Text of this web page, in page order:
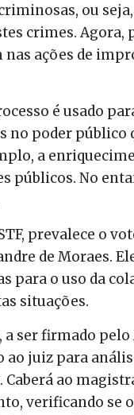
ou
crimes. Agora,
nas ações de
é usado
no poder público
a
públicos. No
prevalece o
de Moraes.
para o uso da
situações.
a ser firmado pelo
ao juiz para
Caberá ao
verificando se